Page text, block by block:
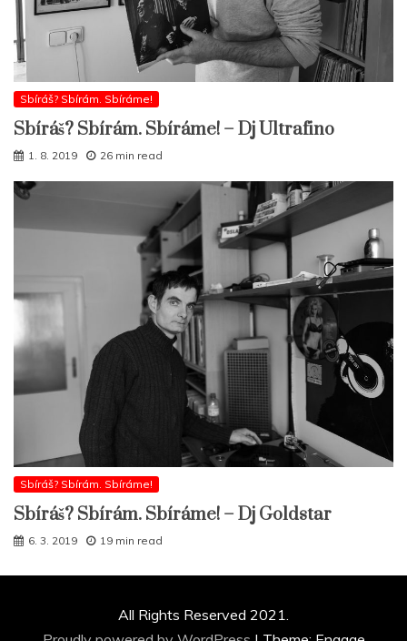
Sbíráš? Sbírám. Sbíráme!
Sbíráš? Sbírám. Sbíráme! – Dj Ultrafino
1. 8. 2019 26 min read
Sbíráš? Sbírám. Sbíráme!
Sbíráš? Sbírám. Sbíráme! – Dj Goldstar
6. 3. 2019 19 min read
All Rights Reserved 2021.